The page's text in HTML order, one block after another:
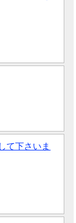
て下さいま